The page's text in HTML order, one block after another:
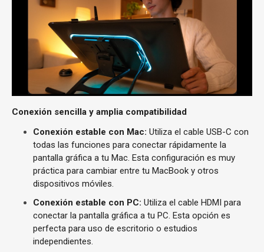
Conexión sencilla y amplia compatibilidad
Conexión estable con Mac: Utiliza el cable USB-C con
todas las funciones para conectar rápidamente la
pantalla gráfica a tu Mac. Esta configuración es muy
práctica para cambiar entre tu MacBook y otros
dispositivos móviles.
Conexión estable con PC: Utiliza el cable HDMI para
conectar la pantalla gráfica a tu PC. Esta opción es
perfecta para uso de escritorio o estudios
independientes.